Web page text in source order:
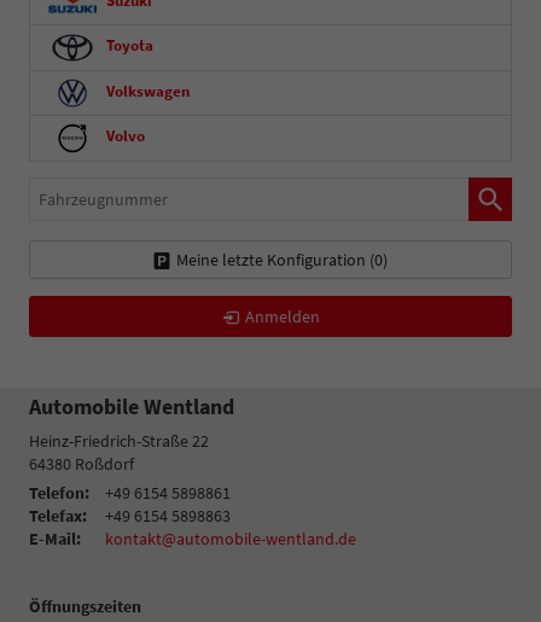
Toyota
Volkswagen
Volvo
Fahrzeugnummer
Meine letzte Konfiguration (0)
Anmelden
Automobile Wentland
Heinz-Friedrich-Straße 22
64380 Roßdorf
Telefon:
+49 6154 5898861
Telefax:
+49 6154 5898863
E-Mail:
kontakt@automobile-wentland.de
Öffnungszeiten